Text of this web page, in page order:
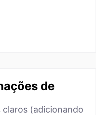
de
(adicionando